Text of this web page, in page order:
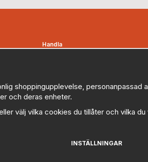
Handla
Bevakningsbolag
Favoriter
Kampanjer
shoppingupplevelse,
och deras enheter.
välj vilka cookies du tillåter och vilka
INSTÄLLNINGAR